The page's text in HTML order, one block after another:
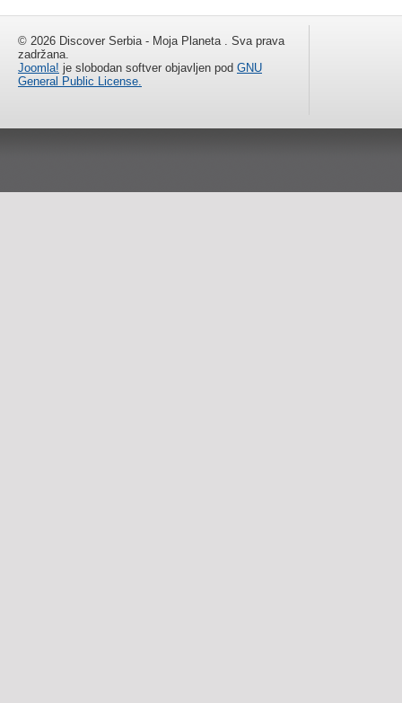
© 2026 Discover Serbia - Moja Planeta . Sva prava
zadržana.
Joomla! je slobodan softver objavljen pod GNU
General Public License.